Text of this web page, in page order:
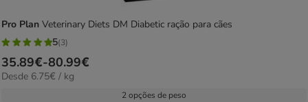
Pro Plan Veterinary Diets DM Diabetic ração para cães
5
estrelas
com
5(3)
Preço
de
35.89€-80.99€
6.75€
Desde 6.75€ / kg
2 opções de peso